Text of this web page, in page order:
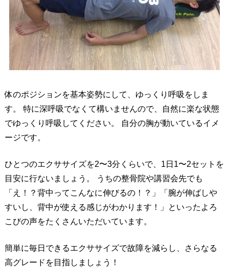
体のポジションを基本姿勢にして、ゆっくり呼吸をしま
す。 特に深呼吸でなくて構いませんので、自然に楽な状態
でゆっくり呼吸してください。 自分の胸が動いているイメ
ージです。
ひとつのエクササイズを2〜3分くらいで、1日1〜2セットを
目安に行ないましょう。 うちの整骨院や講習会先でも
「え！？背中ってこんなに伸びるの！？」「腕が伸ばしや
すいし、背中が使える感じがわかります！」といったよろ
こびの声をたくさんいただいています。
簡単に毎日できるエクササイズで故障を減らし、さらなる
高グレードを目指しましょう！